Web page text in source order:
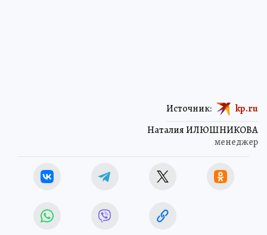
Наталия ИЛЮШНИКОВА
менеджер
Источник: kp.ru